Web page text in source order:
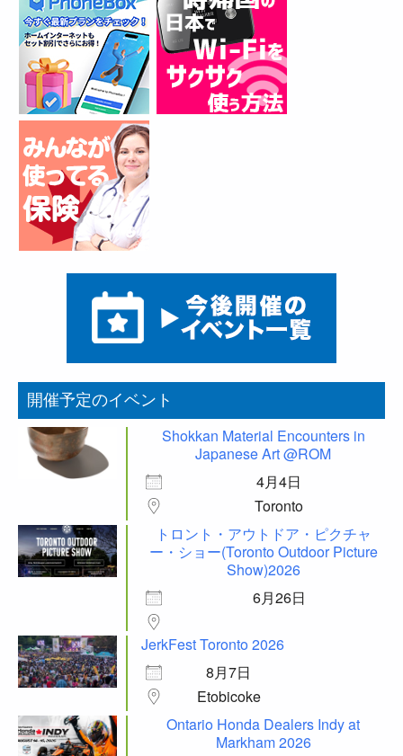
開催予定のイベント
Shokkan Material Encounters in
Japanese Art @ROM
4月4日
Toronto
トロント・アウトドア・ピクチャ
ー・ショー(Toronto Outdoor Picture
Show)2026
6月26日
JerkFest Toronto 2026
8月7日
Etobicoke
Ontario Honda Dealers Indy at
Markham 2026